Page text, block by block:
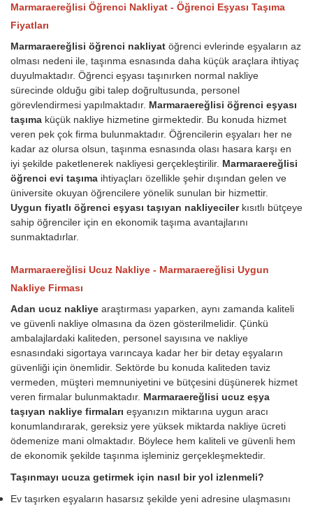
Marmaraereğlisi Öğrenci Nakliyat - Öğrenci Eşyası Taşıma
Fiyatları
Marmaraereğlisi öğrenci nakliyat öğrenci evlerinde eşyaların az
olması nedeni ile, taşınma esnasında daha küçük araçlara ihtiyaç
duyulmaktadır. Öğrenci eşyası taşınırken normal nakliye
sürecinde olduğu gibi talep doğrultusunda, personel
görevlendirmesi yapılmaktadır. Marmaraereğlisi öğrenci eşyası
taşıma küçük nakliye hizmetine girmektedir. Bu konuda hizmet
veren pek çok firma bulunmaktadır. Öğrencilerin eşyaları her ne
kadar az olursa olsun, taşınma esnasında olası hasara karşı en
iyi şekilde paketlenerek nakliyesi gerçekleştirilir. Marmaraereğlisi
öğrenci evi taşıma ihtiyaçları özellikle şehir dışından gelen ve
üniversite okuyan öğrencilere yönelik sunulan bir hizmettir.
Uygun fiyatlı öğrenci eşyası taşıyan nakliyeciler kısıtlı bütçeye
sahip öğrenciler için en ekonomik taşıma avantajlarını
sunmaktadırlar.
Marmaraereğlisi Ucuz Nakliye - Marmaraereğlisi Uygun
Nakliye Firması
Adan ucuz nakliye araştırması yaparken, aynı zamanda kaliteli
ve güvenli nakliye olmasına da özen gösterilmelidir. Çünkü
ambalajlardaki kaliteden, personel sayısına ve nakliye
esnasındaki sigortaya varıncaya kadar her bir detay eşyaların
güvenliği için önemlidir. Sektörde bu konuda kaliteden taviz
vermeden, müşteri memnuniyetini ve bütçesini düşünerek hizmet
veren firmalar bulunmaktadır. Marmaraereğlisi ucuz eşya
taşıyan nakliye firmaları eşyanızın miktarına uygun aracı
konumlandırarak, gereksiz yere yüksek miktarda nakliye ücreti
ödemenize mani olmaktadır. Böylece hem kaliteli ve güvenli hem
de ekonomik şekilde taşınma işleminiz gerçekleşmektedir.
Taşınmayı ucuza getirmek için nasıl bir yol izlenmeli?
Ev taşırken eşyaların hasarsız şekilde yeni adresine ulaşmasını